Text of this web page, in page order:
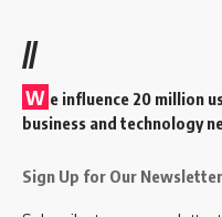
//
W e influence 20 million
business and technology
Sign Up for Our Newsletter